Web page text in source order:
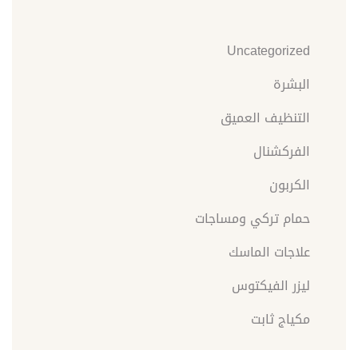
Uncategorized
البشرة
التنظيف العميق
الفركشنال
الكربون
حمام تركي ومساجات
علاجات الماسك
ليزر الفيكتوس
مكياج ثابت